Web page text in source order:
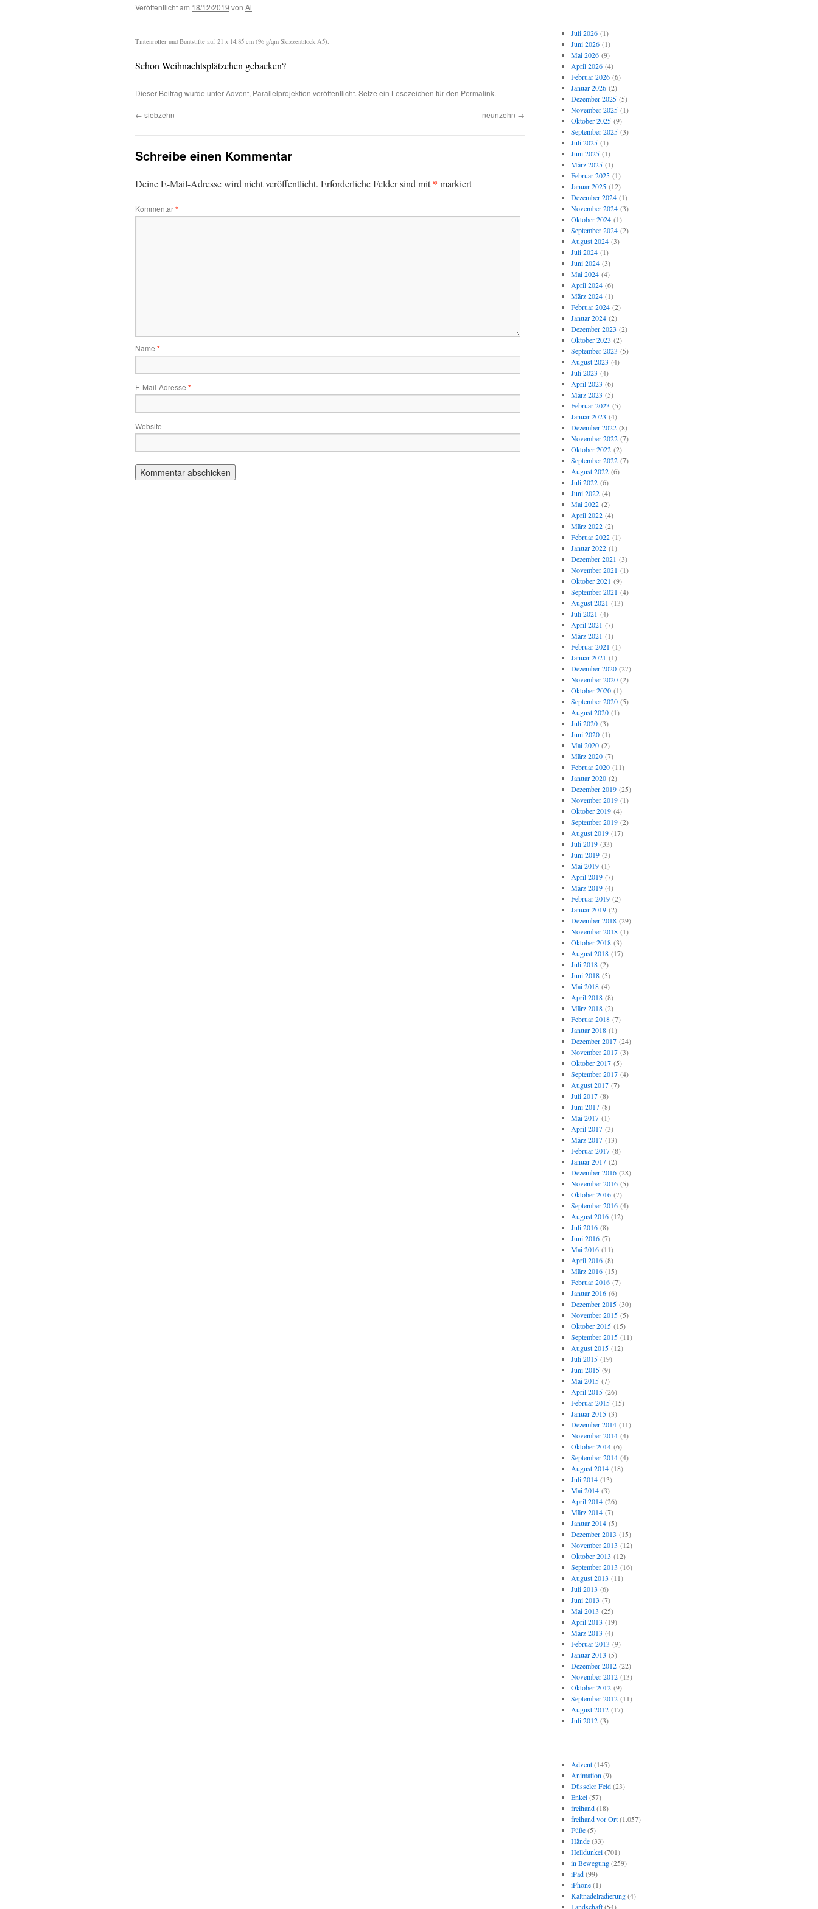
Veröffentlicht am 18/12/2019 von Al
Tintenroller und Buntstifte auf 21 x 14,85 cm (96 g/qm Skizzenblock A5).
Schon Weihnachtsplätzchen gebacken?
Dieser Beitrag wurde unterAdvent, Parallelprojektion veröffentlicht. Setze ein Lesezeichen für den Permalink.
← siebzehn neunzehn →
Schreibe einen Kommentar
Deine E-Mail-Adresse wird nicht veröffentlicht. Erforderliche Felder sind mit* markiert
Kommentar*
Name *
E-Mail-Adresse *
Website
Juli 2026(1)
Juni 2026(1)
Mai 2026(9)
April 2026(4)
Februar 2026(6)
Januar 2026(2)
Dezember 2025(5)
November 2025(1)
Oktober 2025(9)
September 2025(3)
Juli 2025(1)
Juni 2025(1)
März 2025(1)
Februar 2025(1)
Januar 2025(12)
Dezember 2024(1)
November 2024(3)
Oktober 2024(1)
September 2024(2)
August 2024(3)
Juli 2024(1)
Juni 2024(3)
Mai 2024(4)
April 2024(6)
März 2024(1)
Februar 2024(2)
Januar 2024(2)
Dezember 2023 (2)
Oktober 2023 (2)
September 2023 (5)
August 2023 (4)
Juli 2023 (4)
April 2023 (6)
März 2023 (5)
Februar 2023 (5)
Januar 2023 (4)
Dezember 2022(8)
November 2022(7)
Oktober 2022(2)
September 2022(7)
August 2022(6)
Juli 2022(6)
Juni 2022(4)
Mai 2022(2)
April 2022(4)
März 2022(2)
Februar 2022(1)
Januar 2022(1)
Dezember 2021 (3)
November 2021 (1)
Oktober 2021 (9)
September 2021 (4)
August 2021 (13)
Juli 2021 (4)
April 2021 (7)
März 2021 (1)
Februar 2021 (1)
Januar 2021 (1)
Dezember 2020(27)
November 2020(2)
Oktober 2020(1)
September 2020(5)
August 2020(1)
Juli 2020(3)
Juni 2020(1)
Mai 2020(2)
März 2020(7)
Februar 2020(11)
Januar 2020(2)
Dezember 2019(25)
November 2019(1)
Oktober 2019(4)
September 2019(2)
August 2019(17)
Juli 2019(33)
Juni 2019(3)
Mai 2019(1)
April 2019(7)
März 2019(4)
Februar 2019(2)
Januar 2019(2)
Dezember 2018(29)
November 2018(1)
Oktober 2018(3)
August 2018(17)
Juli 2018(2)
Juni 2018(5)
Mai 2018(4)
April 2018(8)
März 2018(2)
Februar 2018(7)
Januar 2018(1)
Dezember 2017(24)
November 2017(3)
Oktober 2017(5)
September 2017(4)
August 2017(7)
Juli 2017(8)
Juni 2017(8)
Mai 2017(1)
April 2017(3)
März 2017(13)
Februar 2017(8)
Januar 2017(2)
Dezember 2016(28)
November 2016(5)
Oktober 2016(7)
September 2016(4)
August 2016(12)
Juli 2016(8)
Juni 2016(7)
Mai 2016(11)
April 2016(8)
März 2016(15)
Februar 2016(7)
Januar 2016(6)
Dezember 2015(30)
November 2015(5)
Oktober 2015(15)
September 2015(11)
August 2015(12)
Juli 2015(19)
Juni 2015(9)
Mai 2015(7)
April 2015(26)
Februar 2015(15)
Januar 2015(3)
Dezember 2014(11)
November 2014(4)
Oktober 2014(6)
September 2014(4)
August 2014(18)
Juli 2014(13)
Mai 2014(3)
April 2014(26)
März 2014(7)
Januar 2014(5)
Dezember 2013 (15)
November 2013 (12)
Oktober 2013 (12)
September 2013 (16)
August 2013 (11)
Juli 2013 (6)
Juni 2013 (7)
Mai 2013 (25)
April 2013 (19)
März 2013 (4)
Februar 2013 (9)
Januar 2013 (5)
Dezember 2012(22)
November 2012(13)
Oktober 2012(9)
September 2012(11)
August 2012(17)
Juli 2012(3)
Advent(145)
Animation (9)
Düsseler Feld(23)
Enkel(57)
freihand(18)
freihand vor Ort(1.057)
Füße(5)
Hände(33)
Helldunkel(701)
in Bewegung(259)
iPad(99)
iPhone(1)
Kaltnadelradierung(4)
Landschaft(54)